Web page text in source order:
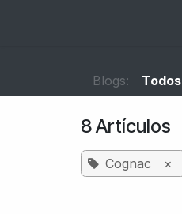
Blogs: Todos
8 Artículos
Cognac ×